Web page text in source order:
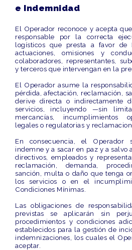
e Indemnidad
El Operador reconoce y acepta
responsable por la correcta
logísticos que presta a favor de
actuaciones, omisiones y
colaboradores, representantes,
y terceros que intervengan en la
El Operador asume la
pérdida, afectación, reclamación,
derive directa o indirectamente
servicios, incluyendo —sin
mercancías, incumplimientos
legales o regulatorias y
En consecuencia, el
indemne y a sacar en paz y a salvo
directivos, empleados y
reclamación, demanda,
sanción, multa o daño que tenga
los servicios o en el
Condiciones Mínimas.
Las obligaciones de
previstas se aplicarán sin
procedimientos y condiciones
establecidos para la gestión de
indemnizaciones, los cuales el
aceptar.